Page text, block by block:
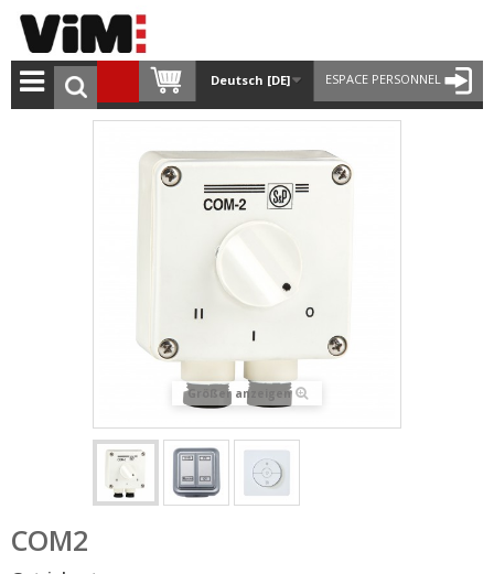
ESPACE PERSONNEL
Deutsch [DE]
Größer anzeigen
COM2